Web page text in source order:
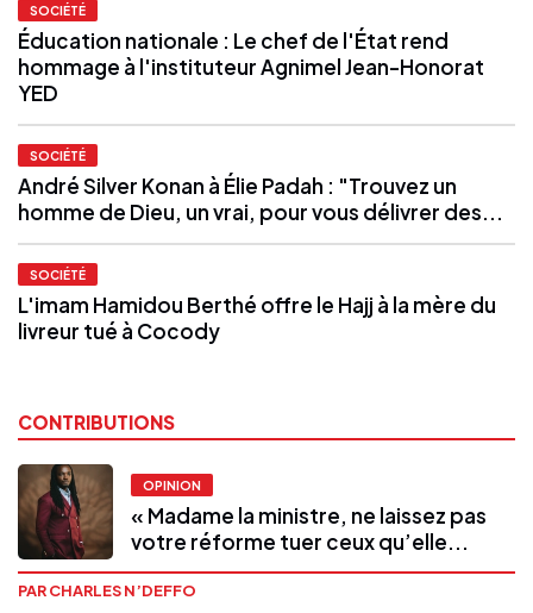
SOCIÉTÉ
Éducation nationale : Le chef de l'État rend
hommage à l'instituteur Agnimel Jean-Honorat
YED
SOCIÉTÉ
André Silver Konan à Élie Padah : "Trouvez un
homme de Dieu, un vrai, pour vous délivrer des...
SOCIÉTÉ
L'imam Hamidou Berthé offre le Hajj à la mère du
livreur tué à Cocody
CONTRIBUTIONS
OPINION
« Madame la ministre, ne laissez pas
votre réforme tuer ceux qu’elle...
PAR CHARLES N’DEFFO